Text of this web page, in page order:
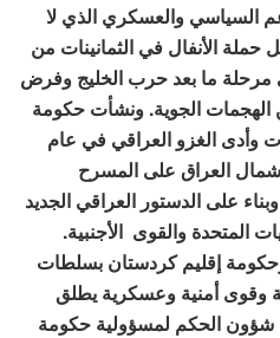
السياسي والعسكري الذي لا
الأنفال في الثمانينات من
مرحلة ما بعد حرب الخليج وفرض
الجوية. ونشأت حكومة
وأدى الغزو العراقي في عام
شمال العراق على المسرح
العالمي. وأعلن عنه في 2005 وبناء على الدستور العراقي الجديد
المتحدة والقوى الأجنبية.
إقليم كردستان بسلطات
وقوى أمنية وعسكرية يطلق
شؤون الحكم لمسؤولية حكومة